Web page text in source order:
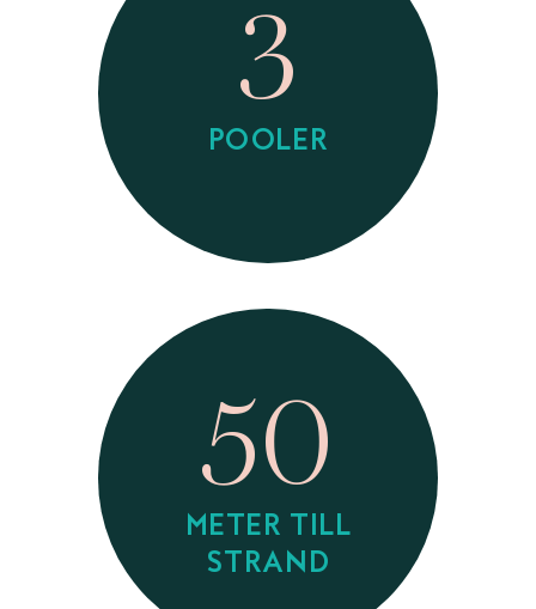
3
POOLER
50
METER TILL
STRAND